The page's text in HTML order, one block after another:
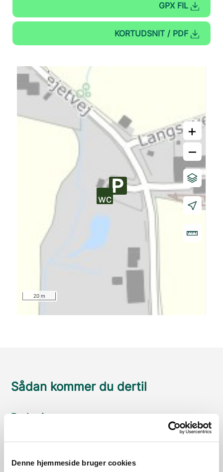
Denne hjemmeside bruger cookies
GPX FIL
KORTUDSNIT / PDF
+
–
20 m
Sådan kommer du dertil
Parkering
Med offentlig transport
Google Maps